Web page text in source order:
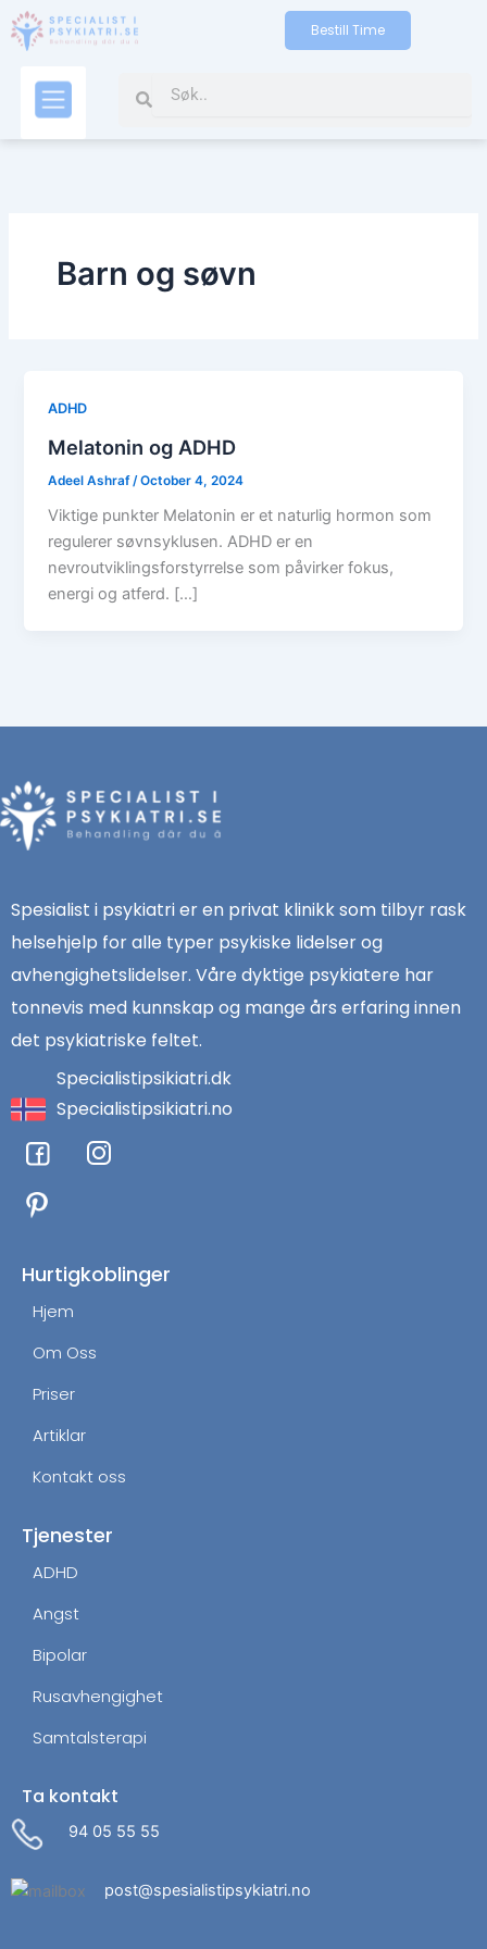
Skip
to
Bestill Time
Search
Barn og søvn
ADHD
Melatonin og ADHD
Adeel Ashraf /October 4, 2024
Viktige punkter Melatonin er et naturlig hormon som
regulerer søvnsyklusen. ADHD er en
nevroutviklingsforstyrrelse som påvirker fokus,
energi og atferd. […]
Spesialist i psykiatri er en privat klinikk som tilbyr rask
helsehjelp for alle typer psykiske lidelser og
avhengighetslidelser. Våre dyktige psykiatere har
tonnevis med kunnskap og mange års erfaring innen
det psykiatriske feltet.
Specialistipsikiatri.dk
Specialistipsikiatri.no
F
a
c
e
o
k
I
n
g
Hurtigkoblinger
Hjem
Om Oss
Priser
Artiklar
Kontakt oss
Tjenester
ADHD
Angst
Bipolar
Rusavhengighet
Samtalsterapi
Ta kontakt
94 05 55 55
post@spesialistipsykiatri.no